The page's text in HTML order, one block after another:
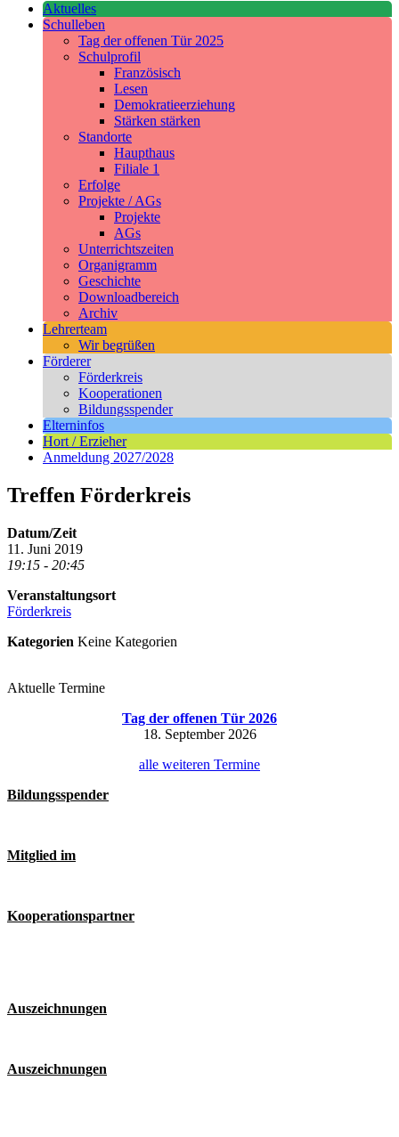
Aktuelles
Schulleben
Tag der offenen Tür 2025
Schulprofil
Französisch
Lesen
Demokratieerziehung
Stärken stärken
Standorte
Haupthaus
Filiale 1
Erfolge
Projekte / AGs
Projekte
AGs
Unterrichtszeiten
Organigramm
Geschichte
Downloadbereich
Archiv
Lehrerteam
Wir begrüßen
Förderer
Förderkreis
Kooperationen
Bildungsspender
Elterninfos
Hort / Erzieher
Anmeldung 2027/2028
Treffen Förderkreis
Datum/Zeit
11. Juni 2019
19:15 - 20:45
Veranstaltungsort
Förderkreis
Kategorien Keine Kategorien
Aktuelle Termine
Tag der offenen Tür 2026
18. September 2026
alle weiteren Termine
Bildungsspender
Mitglied im
Kooperationspartner
Auszeichnungen
Auszeichnungen